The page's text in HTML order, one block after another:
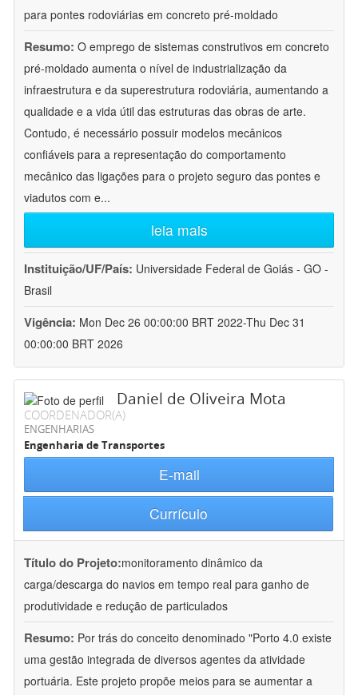
para pontes rodoviárias em concreto pré-moldado
Resumo: O emprego de sistemas construtivos em concreto
pré-moldado aumenta o nível de industrialização da
infraestrutura e da superestrutura rodoviária, aumentando a
qualidade e a vida útil das estruturas das obras de arte.
Contudo, é necessário possuir modelos mecânicos
confiáveis para a representação do comportamento
mecânico das ligações para o projeto seguro das pontes e
viadutos com e...
leia mais
Instituição/UF/País: Universidade Federal de Goiás - GO -
Brasil
Vigência: Mon Dec 26 00:00:00 BRT 2022-Thu Dec 31
00:00:00 BRT 2026
Daniel de Oliveira Mota
COORDENADOR(A)
ENGENHARIAS
Engenharia de Transportes
E-mail
Currículo
Título do Projeto:monitoramento dinâmico da
carga/descarga do navios em tempo real para ganho de
produtividade e redução de particulados
Resumo: Por trás do conceito denominado "Porto 4.0 existe
uma gestão integrada de diversos agentes da atividade
portuária. Este projeto propõe meios para se aumentar a